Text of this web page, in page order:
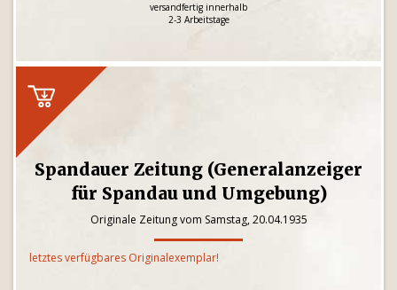
versandfertig innerhalb
2-3 Arbeitstage
Spandauer Zeitung (Generalanzeiger
für Spandau und Umgebung)
Originale Zeitung vom Samstag, 20.04.1935
letztes verfügbares Originalexemplar!